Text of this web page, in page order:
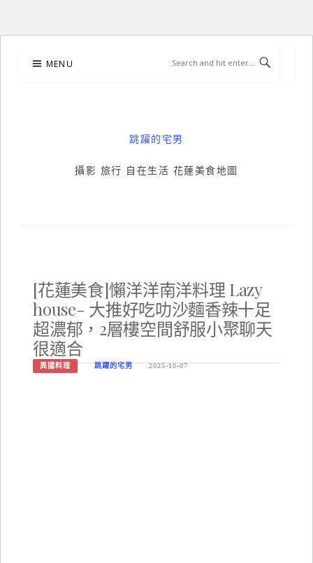
MENU
跳躍的宅男
攝影 旅行 自在生活 花蓮美食地圖
[花蓮美食]懶洋洋南洋料理 Lazy
house- 大推好吃叻沙麵香辣十足
超濃郁，2層樓空間舒服小聚聊天
很適合
異國料理 跳躍的宅男 2025-10-07